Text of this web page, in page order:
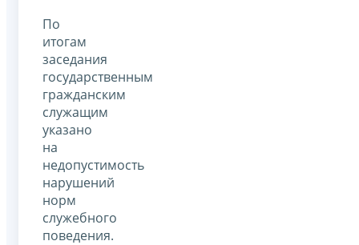
По
итогам
заседания
государственным
гражданским
служащим
указано
на
недопустимость
нарушений
норм
служебного
поведения.